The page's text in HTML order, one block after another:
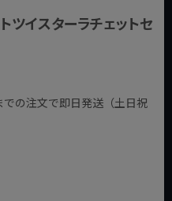
イスターラチェットセ
の注文で即日発送（土日祝